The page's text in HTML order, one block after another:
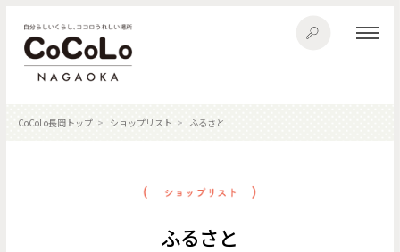
CoCoLo長岡トップ ショップリスト ふるさと
ふるさと